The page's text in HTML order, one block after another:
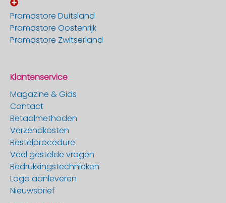
Promostore Duitsland
Promostore Oostenrijk
Promostore Zwitserland
Klantenservice
Magazine & Gids
Contact
Betaalmethoden
Verzendkosten
Bestelprocedure
Veel gestelde vragen
Bedrukkingstechnieken
Logo aanleveren
Nieuwsbrief